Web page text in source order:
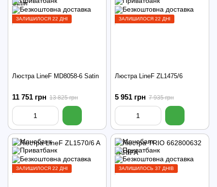
ЗАЛИШИЛОСЯ 22 ДНІ
Люстра LineF MD8058-6 Satin
11 751 грн 13 825 грн
ЗАЛИШИЛОСЯ 22 ДНІ
Люстра LineF ZL1475/6
5 951 грн 7 935 грн
ЗАЛИШИЛОСЯ 22 ДНІ ЗАЛИШИЛОСЬ 37 ДНІВ